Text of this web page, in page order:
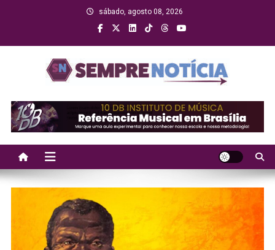
sábado, agosto 08, 2026
Sempre Notícia